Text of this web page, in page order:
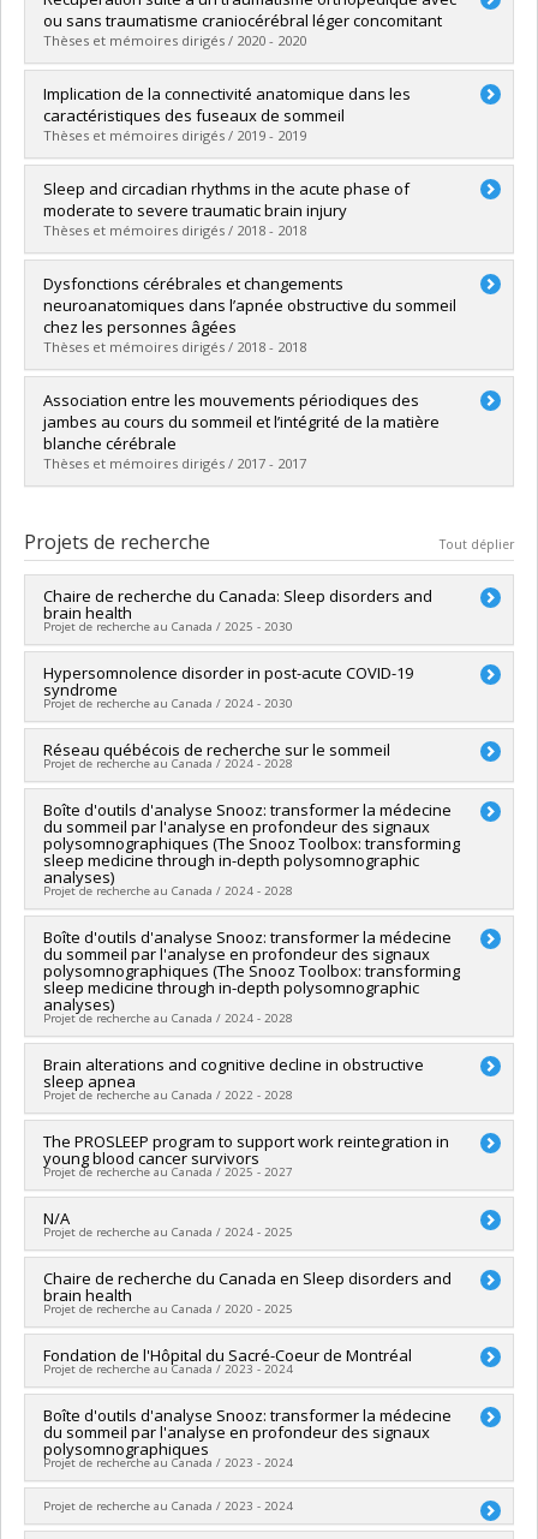
Cycle :Doctorat
Diplôme obtenu :Ph. D.
Lien vers le document dans Papyrus
ou sans traumatisme craniocérébral léger concomitant
Thèses et mémoires dirigés / 2020 - 2020
Diplômé(e) :Jodoin, Marianne
Cycle :Doctorat
Diplôme obtenu :Ph. D.
Lien vers le document dans Papyrus
Implication de la connectivité anatomique dans les
caractéristiques des fuseaux de sommeil
Thèses et mémoires dirigés / 2019 - 2019
Diplômé(e) :Gaudreault, Pierre-Olivier
Cycle :Doctorat
Diplôme obtenu :Ph. D.
Lien vers le document dans Papyrus
Sleep and circadian rhythms in the acute phase of
moderate to severe traumatic brain injury
Thèses et mémoires dirigés / 2018 - 2018
Diplômé(e) : Duclos, Catherine
Cycle :Doctorat
Diplôme obtenu :Ph. D.
Lien vers le document dans Papyrus
Dysfonctions cérébrales et changements
neuroanatomiques dans l’apnée obstructive du sommeil
chez les personnes âgées
Thèses et mémoires dirigés / 2018 - 2018
Diplômé(e) :Baril, Andrée-Ann
Cycle :Doctorat
Diplôme obtenu :
Lien vers le document dans Papyrus
Association entre les mouvements périodiques des
jambes au cours du sommeil et l’intégrité de la matière
blanche cérébrale
Thèses et mémoires dirigés / 2017 - 2017
Cycle : Maîtrise
Diplôme obtenu :M. Sc.
Lien vers le document dans Papyrus
Projets de recherche Tout déplier
Chaire de recherche du Canada: Sleep disorders and
brain health
Projet de recherche au Canada / 2025 - 2030
Sources de financement :SPIIE/Secrétariat des programmes
interorganismes à l’intention des établissements
Programmes de subvention :
Hypersomnolence disorder in post-acute COVID-19
syndrome
Projet de recherche au Canada / 2024 - 2030
Chercheur principal : Nadia Gosselin
Co-chercheurs :Jacques-Yves Montplaisir
Desautels,Emilia Liana Falcone,Andrée-Ann Baril,Mark
Boulos,Rebecca Robillard
Sources de financement :IRSC/Instituts de recherche en
santé du Canada
Programmes de subvention :
Projet
Réseau québécois de recherche sur le sommeil
Projet de recherche au Canada / 2024 - 2028
Chercheur principal :Nadia Gosselin
Sources de financement : FRQS/Fonds de recherche du
Québec - Santé (FRSQ)
Programmes de subvention :
Boîte d'outils d'analyse Snooz: transformer la médecine
du sommeil par l'analyse en profondeur des signaux
polysomnographiques (The Snooz Toolbox: transforming
sleep medicine through in-depth polysomnographic
analyses)
Projet de recherche au Canada / 2024 - 2028
Chercheur principal :Nadia Gosselin
Sources de financement : Fondation Brain Canada
Programmes de subvention :
Boîte d'outils d'analyse Snooz: transformer la médecine
du sommeil par l'analyse en profondeur des signaux
polysomnographiques (The Snooz Toolbox: transforming
sleep medicine through in-depth polysomnographic
analyses)
Projet de recherche au Canada / 2024 - 2028
Chercheur principal : Nadia Gosselin
Sources de financement :
Coeur de Montréal
Brain alterations and cognitive decline in obstructive
sleep apnea
Projet de recherche au Canada / 2022 - 2028
Chercheur principal : Nadia Gosselin
Co-chercheurs :Jacques-Yves Montplaisir
Patrick Hanly
santé du Canada
Programmes de subvention :PVXXXXXX-(PJT) Subvention
Projet
The PROSLEEP program to support work reintegration in
young blood cancer survivors
Projet de recherche au Canada / 2025 - 2027
Chercheur principal :
Co-chercheurs :Nadia Gosselin
Sources de financement :Fondation de l'Hôpital du Sacré-
Coeur de Montréal
Programmes de subvention : PVXXXXXX-Réseaux
thématiques de recherche
N/A
Projet de recherche au Canada / 2024 - 2025
Chercheur principal : Nadia Gosselin
Sources de financement :
Programmes de subvention :
Chaire de recherche du Canada en Sleep disorders and
brain health
Projet de recherche au Canada / 2020 - 2025
Chercheur principal : Nadia Gosselin
Sources de financement :SPIIE/Secrétariat des programmes
interorganismes à l’intention des établissements
Programmes de subvention :PVX50399-Chaires de recherche
du Canada
Fondation de l'Hôpital du Sacré-Coeur de Montréal
Projet de recherche au Canada / 2023 - 2024
Chercheur principal :Nadia Gosselin
Sources de financement : Fondation de l'Hôpital du Sacré-
Coeur de Montréal
Programmes de subvention :
Boîte d'outils d'analyse Snooz: transformer la médecine
du sommeil par l'analyse en profondeur des signaux
polysomnographiques
Projet de recherche au Canada / 2023 - 2024
Chercheur principal : Nadia Gosselin
Sources de financement :American Academy of Sleep
Projet de recherche au Canada / 2023 - 2024